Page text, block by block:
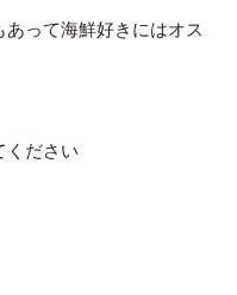
って海鮮好きにはオス
ください